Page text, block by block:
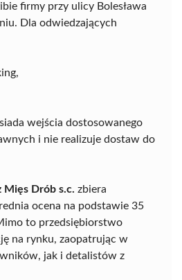
firmy przy ulicy Bolesława
Dla odwiedzających
wejścia dostosowanego
i nie realizuje dostaw do
Mięs Drób s.c. zbiera
ocena na podstawie 35
to przedsiębiorstwo
na rynku, zaopatrując w
jak i detalistów z